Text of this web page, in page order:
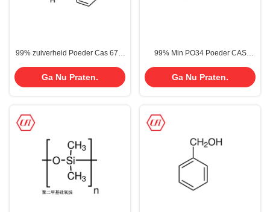
99% zuiverheid Poeder Cas 670-
Ga Nu Praten.
99% Min PO34 Poeder CAS
Ga Nu Praten.